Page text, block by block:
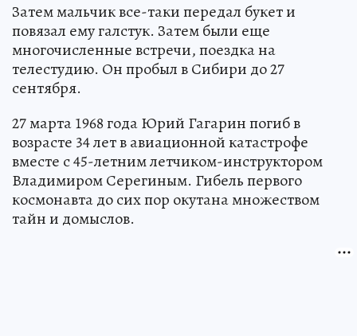
Затем мальчик все-таки передал букет и
повязал ему галстук. Затем были еще
многочисленные встречи, поездка на
телестудию. Он пробыл в Сибири до 27
сентября.
27 марта 1968 года Юрий Гагарин погиб в
возрасте 34 лет в авиационной катастрофе
вместе с 45-летним летчиком-инструктором
Владимиром Серегиным. Гибель первого
космонавта до сих пор окутана множеством
тайн и домыслов.